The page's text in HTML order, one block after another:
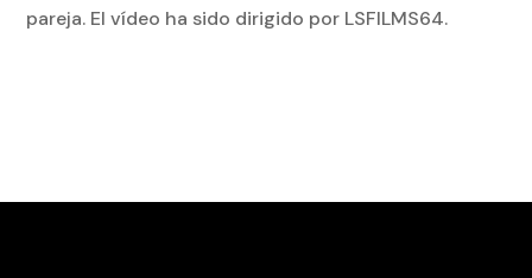
pareja. El vídeo ha sido dirigido por LSFILMS64.